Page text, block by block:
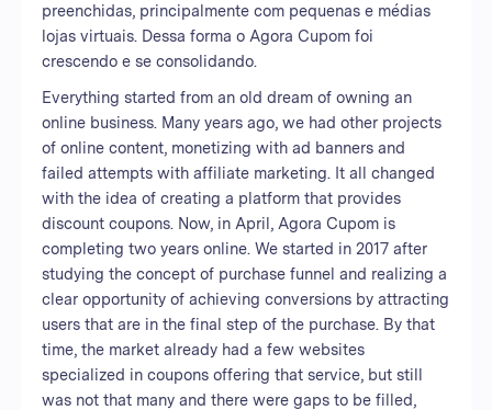
preenchidas, principalmente com pequenas e médias
lojas virtuais. Dessa forma o Agora Cupom foi
crescendo e se consolidando.
Everything started from an old dream of owning an
online business. Many years ago, we had other projects
of online content, monetizing with ad banners and
failed attempts with affiliate marketing. It all changed
with the idea of creating a platform that provides
discount coupons. Now, in April, Agora Cupom is
completing two years online. We started in 2017 after
studying the concept of purchase funnel and realizing a
clear opportunity of achieving conversions by attracting
users that are in the final step of the purchase. By that
time, the market already had a few websites
specialized in coupons offering that service, but still
was not that many and there were gaps to be filled,